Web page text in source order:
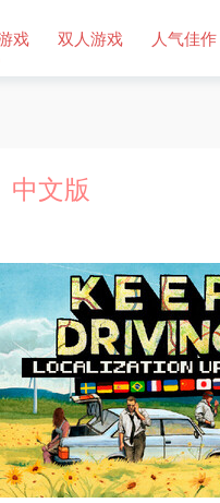
戏 双人游戏 人气佳作
中文版